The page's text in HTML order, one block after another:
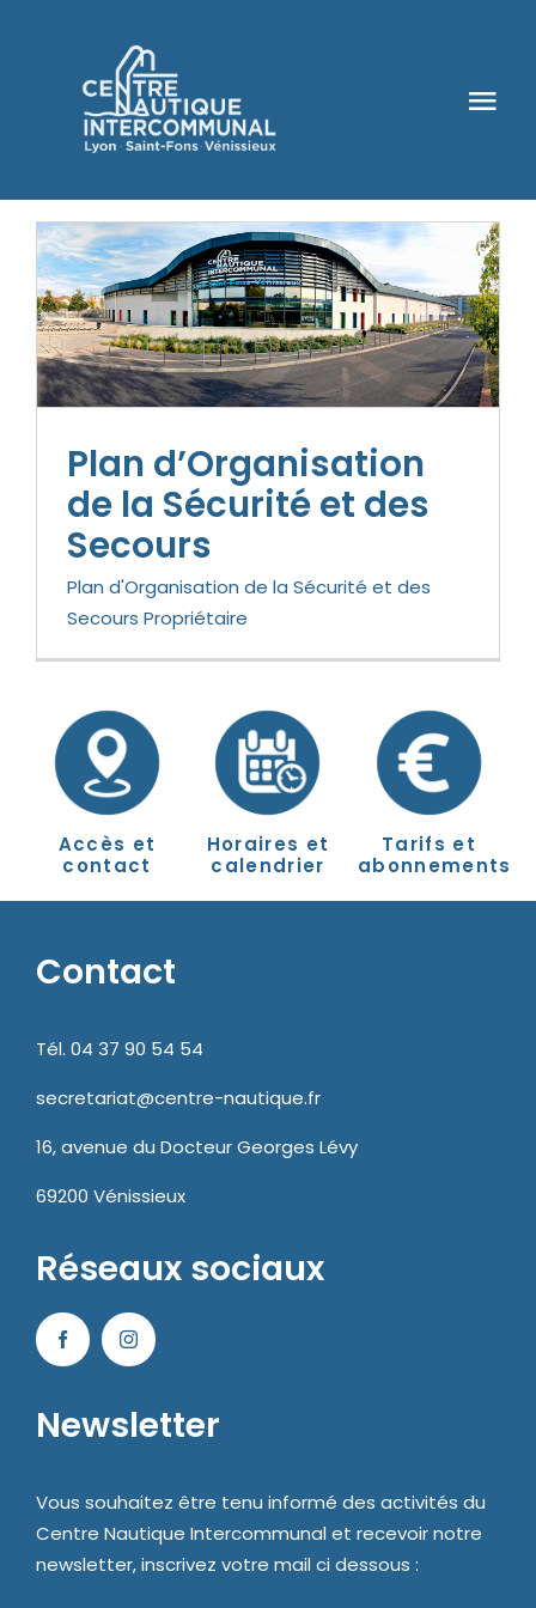
Le CNI
Activités
Billetterie
Plan d’Organisation
de la Sécurité et des
Secours
Plan d'Organisation de la Sécurité et des
Secours Propriétaire
Accès et
contact
Horaires et
calendrier
Tarifs et
abonnements
Contact
Tél. 04 37 90 54 54
secretariat@centre-nautique.fr
16, avenue du Docteur Georges Lévy
69200 Vénissieux
Réseaux sociaux
Newsletter
Vous souhaitez être tenu informé des activités du
Centre Nautique Intercommunal et recevoir notre
newsletter, inscrivez votre mail ci dessous :